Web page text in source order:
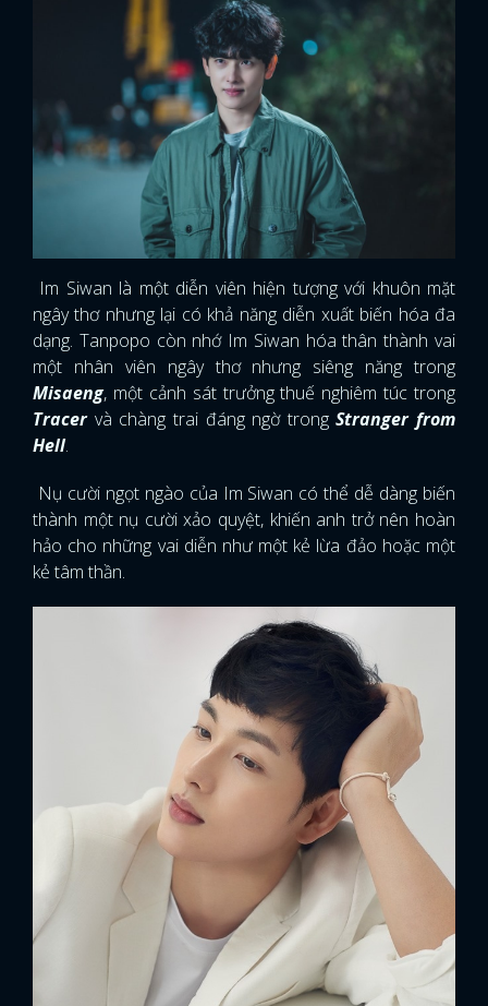
x
ĐĂNG NHẬP
Im Siwan là một diễn viên hiện tượng với khuôn mặt
ngây thơ nhưng lại có khả năng diễn xuất biến hóa đa
dạng. Tanpopo còn nhớ Im Siwan hóa thân thành vai
một nhân viên ngây thơ nhưng siêng năng trong
Misaeng, một cảnh sát trưởng thuế nghiêm túc trong
Tracervà chàng trai đáng ngờ trongStranger from
Hell.
Nụ cười ngọt ngào của Im Siwan có thể dễ dàng biến
thành một nụ cười xảo quyệt, khiến anh trở nên hoàn
hảo cho những vai diễn như một kẻ lừa đảo hoặc một
kẻ tâm thần.